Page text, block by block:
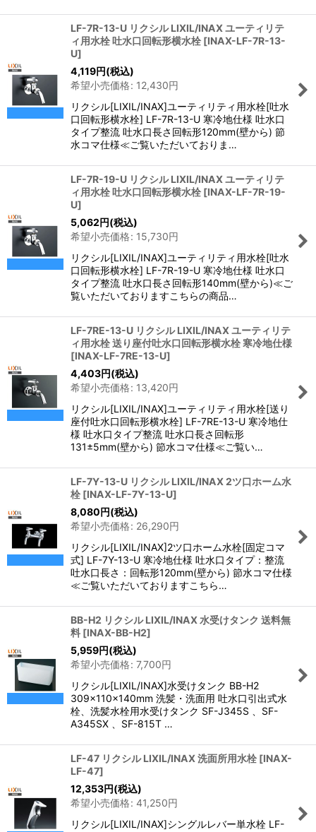
LF-7R-13-U リクシル LIXIL/INAX ユーティリテ
ィ用水栓 吐水口回転形横水栓 [INAX-LF-7R-13-
U]
4,119円(税込)
希望小売価格: 12,430円
リクシル[LIXIL/INAX]ユーティリティ用水栓[吐水
口回転形横水栓] LF-7R-13-U 寒冷地仕様 吐水口
タイプ整流 吐水口長さ回転形120mm(壁から) 節
水コマ仕様≪ご覧いただいておりま…
LF-7R-19-U リクシル LIXIL/INAX ユーティリテ
ィ用水栓 吐水口回転形横水栓 [INAX-LF-7R-19-
U]
5,062円(税込)
希望小売価格: 15,730円
リクシル[LIXIL/INAX]ユーティリティ用水栓[吐水
口回転形横水栓] LF-7R-19-U 寒冷地仕様 吐水口
タイプ整流 吐水口長さ回転形140mm(壁から)≪ご
覧いただいておりますこちらの商品…
LF-7RE-13-U リクシル LIXIL/INAX ユーティリテ
ィ用水栓 送り座付吐水口回転形横水栓 寒冷地仕様
[INAX-LF-7RE-13-U]
4,403円(税込)
希望小売価格: 13,420円
リクシル[LIXIL/INAX]ユーティリティ用水栓[送り
座付吐水口回転形横水栓] LF-7RE-13-U 寒冷地仕
様 吐水口タイプ整流 吐水口長さ回転形
131±5mm(壁から) 節水コマ仕様≪ご覧い…
LF-7Y-13-U リクシル LIXIL/INAX 2ツ口ホーム水
栓 [INAX-LF-7Y-13-U]
8,080円(税込)
希望小売価格: 26,290円
リクシル[LIXIL/INAX]2ツ口ホーム水栓[固定コマ
式] LF-7Y-13-U 寒冷地仕様 吐水口タイプ：整流
吐水口長さ：回転形120mm(壁から) 節水コマ仕様
≪ご覧いただいておりますこちら…
BB-H2 リクシル LIXIL/INAX 水受けタンク 送料無
料 [INAX-BB-H2]
5,959円(税込)
希望小売価格: 7,700円
リクシル[LIXIL/INAX]水受けタンク BB-H2
309x110x140mm 洗髪・洗面用 吐水口引出式水
栓、洗髪水栓用水受けタンク SF-J345S 、SF-
A345SX 、SF-815T …
LF-47 リクシル LIXIL/INAX 洗面所用水栓 [INAX-
LF-47]
12,353円(税込)
希望小売価格: 41,250円
リクシル[LIXIL/INAX]シングルレバー単水栓 LF-